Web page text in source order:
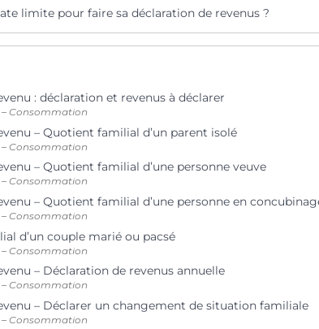
limite pour faire sa déclaration de revenus ?
: déclaration et revenus à déclarer
Consommation
– Quotient familial d’un parent isolé
Consommation
– Quotient familial d’une personne veuve
Consommation
– Quotient familial d’une personne en
Consommation
d’un couple marié ou pacsé
Consommation
– Déclaration de revenus annuelle
Consommation
– Déclarer un changement de situation familiale
Consommation